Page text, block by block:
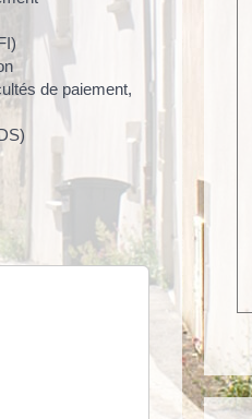
de paiement,